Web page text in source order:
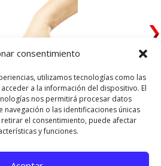
consentimiento
utilizamos tecnologías como las
a la información del dispositivo. El
nos permitirá procesar datos
o las identificaciones únicas
el consentimiento, puede afectar
y funciones.